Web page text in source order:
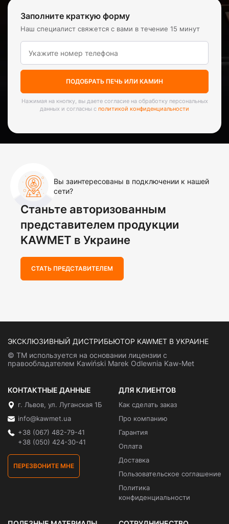
Заполните краткую форму
Наш специалист свяжется с вами в течение 15 минут
ПОДОБРАТЬ ПЕЧЬ ИЛИ КАМИН
Нажимая на кнопку, вы даете согласие на обработку персональных
данных и согласны с политикой конфиденциальности
Вы заинтересованы в подключении к нашей
сети?
Станьте авторизованным
представителем продукции
KAWMET в Украине
СТАТЬ ПРЕДСТАВИТЕЛЕМ
ЭКСКЛЮЗИВНЫЙ ДИСТРИБЬЮТОР KAWMET В УКРАИНЕ
© ТМ используется на основании лицензии с
правообладателем Kawiński Marek Odlewnia Kaw-Met
КОНТАКТНЫЕ ДАННЫЕ
г. Львов, ул. Луганская 1Б
info@kawmet.ua
+38 (067) 482-79-41
+38 (050) 424-30-41
ПЕРЕЗВОНИТЕ МНЕ
ДЛЯ КЛИЕНТОВ
Как сделать заказ
Про компанию
Гарантия
Оплата
Доставка
Пользовательское соглашение
Политика
конфиденциальности